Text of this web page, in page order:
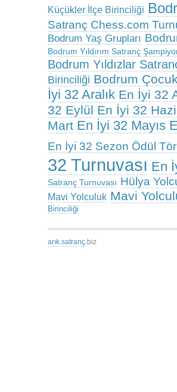
Küçükler İlçe Birinciliği
Satranç Chess.com
Bodrum Yaş Grupları
Bodrum Yıldırım Satranç
Bodrum Yıldızlar
Birinciliği Bodrum
İyi 32 Aralık En İyi 32
32 Eylül En İyi 32
Mart En İyi 32 Mayıs
En İyi 32 Sezon Ödül
32 Turnuvası En
Satranç Turnuvası Hülya
Mavi Yolculuk Mavi
Birinciliği
arık.satranç.biz